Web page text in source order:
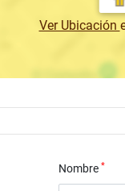
Ver Ubicación
Nombre*